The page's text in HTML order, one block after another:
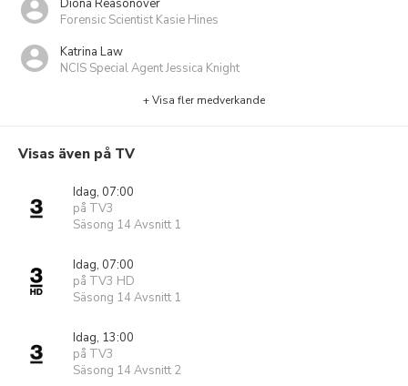
Forensic Scientist Kasie Hines
Katrina Law
NCIS Special Agent Jessica Knight
+ Visa fler medverkande
Visas även på TV
Idag, 07:00
på TV3
Säsong 14 Avsnitt 1
Idag, 07:00
på TV3 HD
Säsong 14 Avsnitt 1
Idag, 13:00
på TV3
Säsong 14 Avsnitt 2